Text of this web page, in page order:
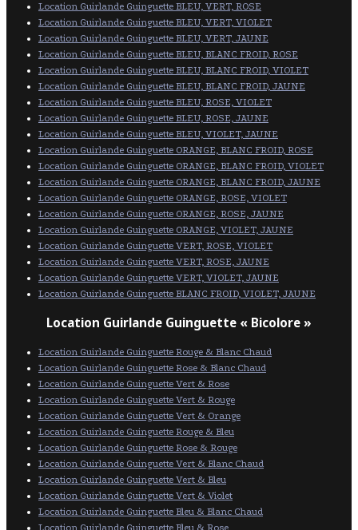
Location Guirlande Guinguette BLEU, VERT, ROSE
Location Guirlande Guinguette BLEU, VERT, VIOLET
Location Guirlande Guinguette BLEU, VERT, JAUNE
Location Guirlande Guinguette BLEU, BLANC FROID, ROSE
Location Guirlande Guinguette BLEU, BLANC FROID, VIOLET
Location Guirlande Guinguette BLEU, BLANC FROID, JAUNE
Location Guirlande Guinguette BLEU, ROSE, VIOLET
Location Guirlande Guinguette BLEU, ROSE, JAUNE
Location Guirlande Guinguette BLEU, VIOLET, JAUNE
Location Guirlande Guinguette ORANGE, BLANC FROID, ROSE
Location Guirlande Guinguette ORANGE, BLANC FROID, VIOLET
Location Guirlande Guinguette ORANGE, BLANC FROID, JAUNE
Location Guirlande Guinguette ORANGE, ROSE, VIOLET
Location Guirlande Guinguette ORANGE, ROSE, JAUNE
Location Guirlande Guinguette ORANGE, VIOLET, JAUNE
Location Guirlande Guinguette VERT, ROSE, VIOLET
Location Guirlande Guinguette VERT, ROSE, JAUNE
Location Guirlande Guinguette VERT, VIOLET, JAUNE
Location Guirlande Guinguette BLANC FROID, VIOLET, JAUNE
Location Guirlande Guinguette « Bicolore »
Location Guirlande Guinguette Rouge & Blanc Chaud
Location Guirlande Guinguette Rose & Blanc Chaud
Location Guirlande Guinguette Vert & Rose
Location Guirlande Guinguette Vert & Rouge
Location Guirlande Guinguette Vert & Orange
Location Guirlande Guinguette Rouge & Bleu
Location Guirlande Guinguette Rose & Rouge
Location Guirlande Guinguette Vert & Blanc Chaud
Location Guirlande Guinguette Vert & Bleu
Location Guirlande Guinguette Vert & Violet
Location Guirlande Guinguette Bleu & Blanc Chaud